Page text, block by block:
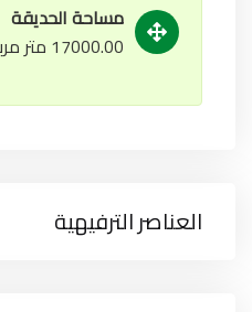
مساحة الحديقة
17000.00 متر مربع
العناصر الترفيهية